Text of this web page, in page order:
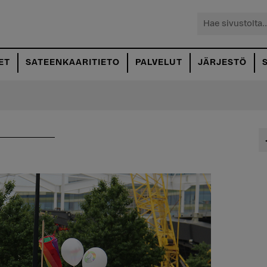
Hae
SATEENKAARITIETO PALVELUT JÄRJESTÖ